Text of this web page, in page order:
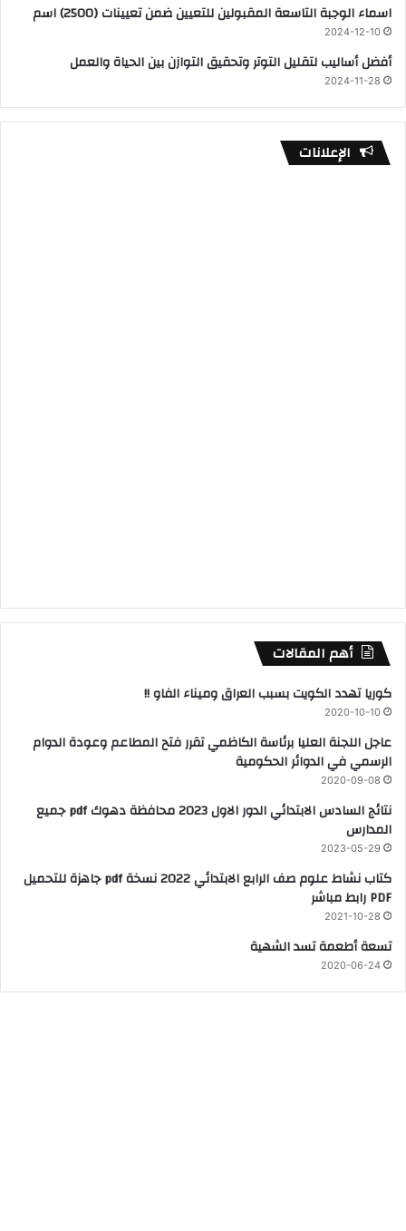
اسماء الوجبة التاسعة المقبولين للتعيين ضمن تعيينات (2500) اسم
2024-12-10
أفضل أساليب لتقليل التوتر وتحقيق التوازن بين الحياة والعمل
2024-11-28
الإعلانات
أهم المقالات
كوريا تهدد الكويت بسبب العراق وميناء الفاو !!
2020-10-10
عاجل اللجنة العليا برئاسة الكاظمي تقرر فتح المطاعم وعودة الدوام
الرسمي في الدوائر الحكومية
2020-09-08
نتائج السادس الابتدائي الدور الاول 2023 محافظة دهوك pdf جميع
المدارس
2023-05-29
كتاب نشاط علوم صف الرابع الابتدائي 2022 نسخة pdf جاهزة للتحميل
PDF رابط مباشر
2021-10-28
تسعة أطعمة تسد الشهية
2020-06-24